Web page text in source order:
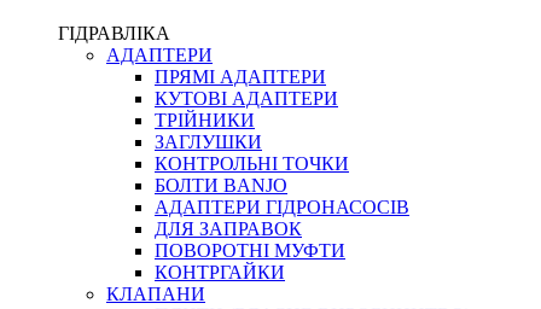
ФІТИНГИ ДІАГНОСТИЧНІ
АКСЕСУАРИ
ТРУБКИ ТА КОМПЛЕКТУЮЧІ
ФІТИНГИ ГІДРАВЛІЧНІ
ФІТИНГИ КОНДИЦІОНЕРНІ
ЗАХИСТ РУКАВІВ
ФІТИНГИ KARCHER
ФІТИНГИ НА ПІДЙОМ КАБІНИ
КОНЕКТОРИ
ХОМУТИ
ГІДРАВЛІКА
АДАПТЕРИ
ПРЯМІ АДАПТЕРИ
КУТОВІ АДАПТЕРИ
ТРІЙНИКИ
ЗАГЛУШКИ
КОНТРОЛЬНІ ТОЧКИ
БОЛТИ BANJO
АДАПТЕРИ ГІДРОНАСОСІВ
ДЛЯ ЗАПРАВОК
ПОВОРОТНІ МУФТИ
КОНТРГАЙКИ
КЛАПАНИ